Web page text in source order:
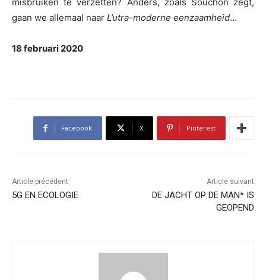
gaan we allemaal naar L’utra-moderne eenzaamheid…
18 februari 2020
Facebook X Pinterest
Article précédent
5G EN ECOLOGIE
Article suivant
DE JACHT OP DE MAN* IS
GEOPEND